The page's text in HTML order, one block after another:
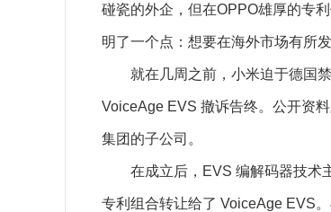
碰瓷的外企，但在OPPO雄厚的专
明了一个点：想要在海外市场有所
就在几周之前，小米迫于德国禁
VoiceAge EVS 撤诉告终。公开资
集团的子公司。
在成立后，EVS 编解码器技术
专利组合转让给了 VoiceAge EVS